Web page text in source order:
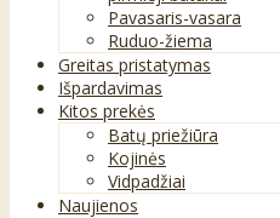
Pavasaris-vasara
Ruduo-žiema
Greitas pristatymas
Išpardavimas
Kitos prekės
Batų priežiūra
Kojinės
Vidpadžiai
Naujienos